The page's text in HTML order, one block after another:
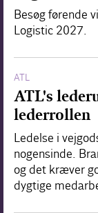
Besøg førende
Logistic 2027.
ATL
ATL's
lederrollen
Ledelse i
nogensinde.
og det kræver
dygtige